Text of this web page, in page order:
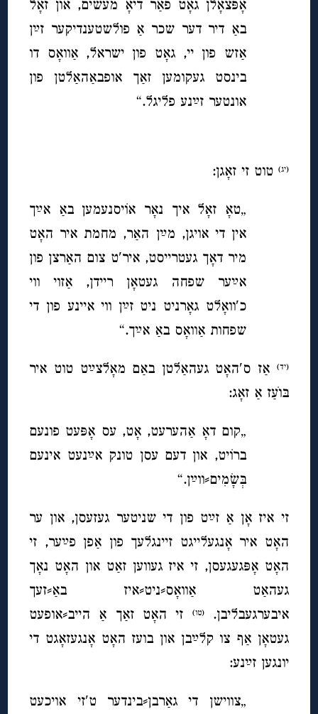
אָפּצאָלן גאָט פאַר דיאָ מעשים, און זאָל
באַ דיר דער שכר אַ פולשטענדיקער זײַן
אַזש פון יי, גאָט פון ישראל, אַוואָס דו
בינסט געקומען זאַך אופבאַהאַלטן פון
אונטער זײַנע פליגל.“
(יג) טוט זי זאָגן:
„טאָ זאָל איך נאָר אוֹיסנעמען באַ אײַך
אין די אויגן, מײַן האַר, מחמת איר האָט
מיר דאָך געטרייסט, איר′ט צום האַרצן פון
אײַער שפחה געטאָן ריידן, אַזוי ווי
כ′וואָלט גאָרניט ניט זײַן ווי איינע פון די
שפחות אַוואָס באַ אײַך.“
(יד)
אַז ס′האָט געהאַלטן באַם מאָלצײַט טוט איר
בּוׂעַז אַ זאָג:
„קום דאָ אַהערעט, אָט, עס אָפּעט פונעם
ברוֹיט, און דעם עסן טונק אײַנעט אינעם
בְּשָׂמִים⸗ווײַן.“
זי איז אָן אַ זײַט פון די שניטער געזעסן, און ער
האָט איר אָנגעלייגט זיינגלעך פון אַפן פײַער, זי
האָט אָפּגעגעסן, זי איז געווען זאַט און האָט נאָך
געהאַט אַוואָס⸗ניט⸗איז באַ⸗זעך
איבערגעבליבן.(טו)
זי האָט זאַך אַ הייב⸗אופעט
געטאָן אַף צו קלײַבן און בועז האָט אָנגעזאָגט די
יונגען זײַנע:
„צווישן די גאַרבן⸗בינדער ט′זי אויכעט